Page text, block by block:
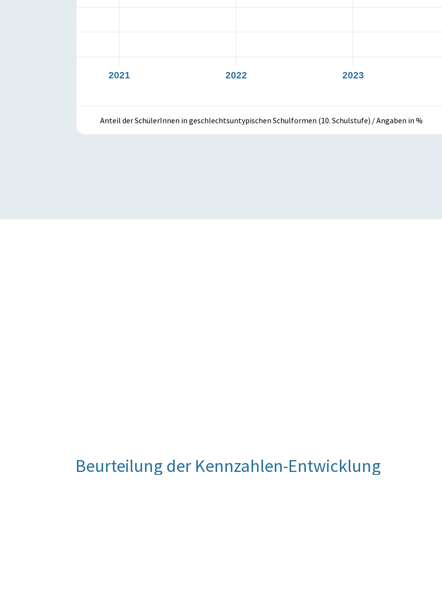
2021 2022 2023
Anteil der SchülerInnen in geschlechtsuntypischen Schulformen (10. Schulstufe) / Angaben in %
Beurteilung der Kennzahlen-Entwicklung